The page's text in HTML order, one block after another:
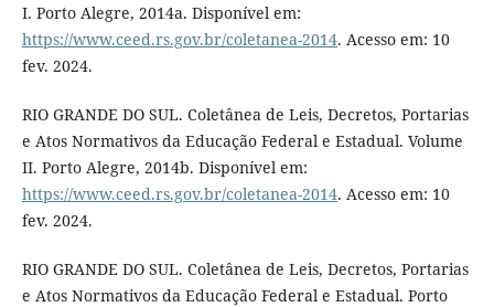
I. Porto Alegre, 2014a. Disponível em:
https://www.ceed.rs.gov.br/coletanea-2014. Acesso em: 10
fev. 2024.
RIO GRANDE DO SUL. Coletânea de Leis, Decretos, Portarias
e Atos Normativos da Educação Federal e Estadual. Volume
II. Porto Alegre, 2014b. Disponível em:
https://www.ceed.rs.gov.br/coletanea-2014. Acesso em: 10
fev. 2024.
RIO GRANDE DO SUL. Coletânea de Leis, Decretos, Portarias
e Atos Normativos da Educação Federal e Estadual. Porto